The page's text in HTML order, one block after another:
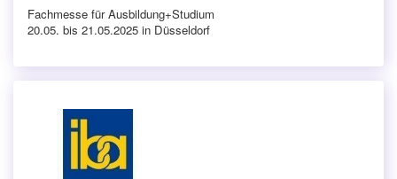
Fachmesse für Ausbildung+Studium
20.05. bis 21.05.2025 in Düsseldorf